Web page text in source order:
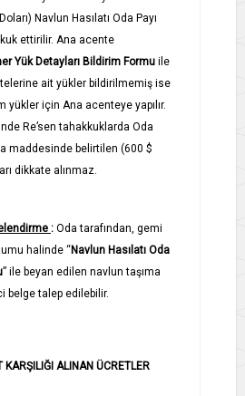
Navlun Hasılatı Oda Payı
ettirilir. Ana acente
Yük Detayları Bildirim Formu ile
ait yükler bildirilmemiş ise
yükler için Ana acenteye yapılır.
Re’sen tahakkuklarda Oda
maddesinde belirtilen (600 $
dikkate alınmaz.
: Oda tarafından, gemi
halinde “Navlun Hasılatı Oda
” ile beyan edilen navlun taşıma
belge talep edilebilir.
ALINAN ÜCRETLER